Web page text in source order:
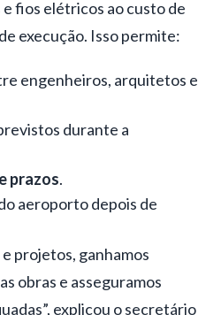
fios elétricos ao custo de
execução. Isso permite:
engenheiros, arquitetos e
durante a
prazos.
aeroporto depois de
projetos, ganhamos
obras e asseguramos
explicou o secretário